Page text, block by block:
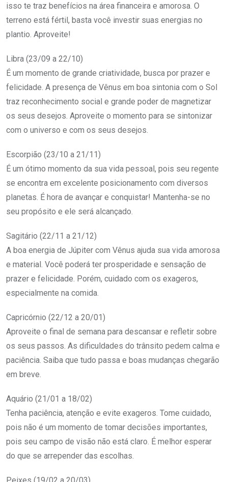
isso te traz benefícios na área financeira e amorosa. O
terreno está fértil, basta você investir suas energias no
plantio. Aproveite!
Libra (23/09 a 22/10)
É um momento de grande criatividade, busca por prazer e
felicidade. A presença de Vênus em boa sintonia com o Sol
traz reconhecimento social e grande poder de magnetizar
os seus desejos. Aproveite o momento para se sintonizar
com o universo e com os seus desejos.
Escorpião (23/10 a 21/11)
É um ótimo momento da sua vida pessoal, pois seu regente
se encontra em excelente posicionamento com diversos
planetas. É hora de avançar e conquistar! Mantenha-se no
seu propósito e ele será alcançado.
Sagitário (22/11 a 21/12)
A boa energia de Júpiter com Vênus ajuda sua vida amorosa
e material. Você poderá ter prosperidade e sensação de
prazer e felicidade. Porém, cuidado com os exageros,
especialmente na comida.
Capricórnio (22/12 a 20/01)
Aproveite o final de semana para descansar e refletir sobre
os seus passos. As dificuldades do trânsito pedem calma e
paciência. Saiba que tudo passa e boas mudanças chegarão
em breve.
Aquário (21/01 a 18/02)
Tenha paciência, atenção e evite exageros. Tome cuidado,
pois não é um momento de tomar decisões importantes,
pois seu campo de visão não está claro. É melhor esperar
do que se arrepender das escolhas.